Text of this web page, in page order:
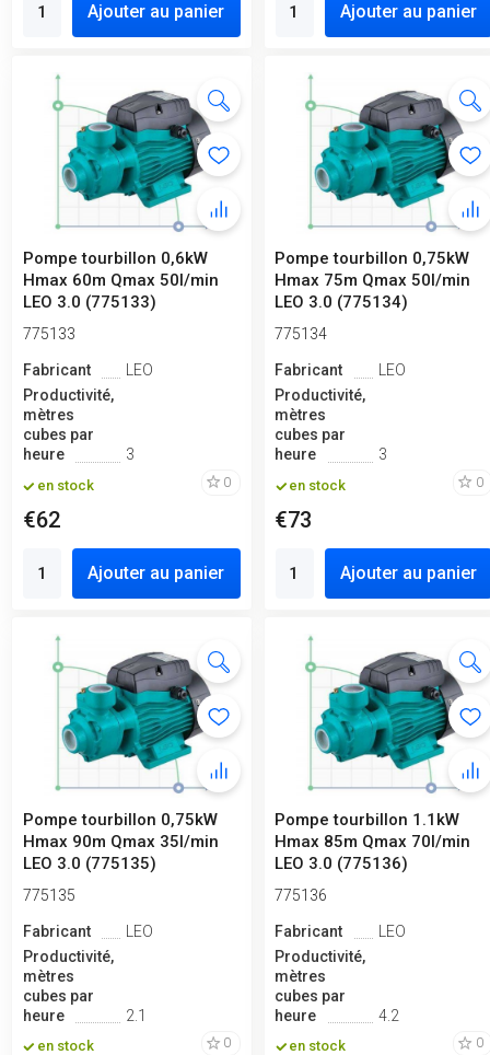
Ajouter au panier Ajouter au panier
Pompe tourbillon 0,6kW
Hmax 60m Qmax 50l/min
LEO 3.0 (775133)
775133
Fabricant
LEO
Productivité,
mètres
cubes par
heure
3
en stock 0
€62
Ajouter au panier
Pompe tourbillon 0,75kW
Hmax 75m Qmax 50l/min
LEO 3.0 (775134)
775134
Fabricant
LEO
Productivité,
mètres
cubes par
heure
3
en stock 0
€73
Ajouter au panier
Pompe tourbillon 0,75kW
Hmax 90m Qmax 35l/min
LEO 3.0 (775135)
775135
Fabricant
LEO
Productivité,
mètres
cubes par
heure
2.1
en stock 0
Pompe tourbillon 1.1kW
Hmax 85m Qmax 70l/min
LEO 3.0 (775136)
775136
Fabricant
LEO
Productivité,
mètres
cubes par
heure
4.2
en stock 0